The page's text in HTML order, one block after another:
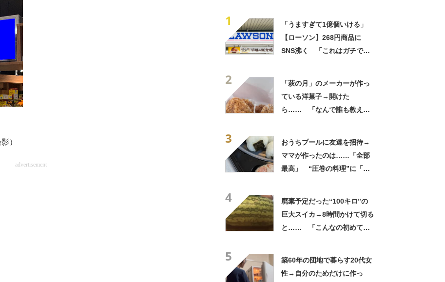
）
advertisement
1
「うますぎて1億個いける」
【ローソン】268円商品に
SNS沸く 「これはガチで美
2
「萩の月」のメーカーが作っ
ている洋菓子→開けた
ら…… 「なんで誰も教えて
3
おうちプールに友達を招待→
ママが作ったのは……「全部
最高」 “圧巻の料理”に「う
4
廃棄予定だった“100キロ”の
巨大スイカ→8時間かけて切る
と…… 「こんなの初めて見
5
築60年の団地で暮らす20代女
性→自分のためだけに作っ